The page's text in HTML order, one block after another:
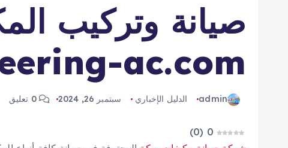
صيانة وتركيب
ac.com
admin الدليل الإخباري سبتمبر 26, 2024 0 تعليق
0
(
0
)